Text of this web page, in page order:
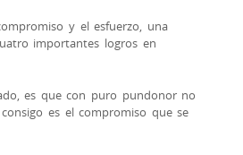
y el esfuerzo, una
importantes logros en
es que con puro pundonor no
es el compromiso que se